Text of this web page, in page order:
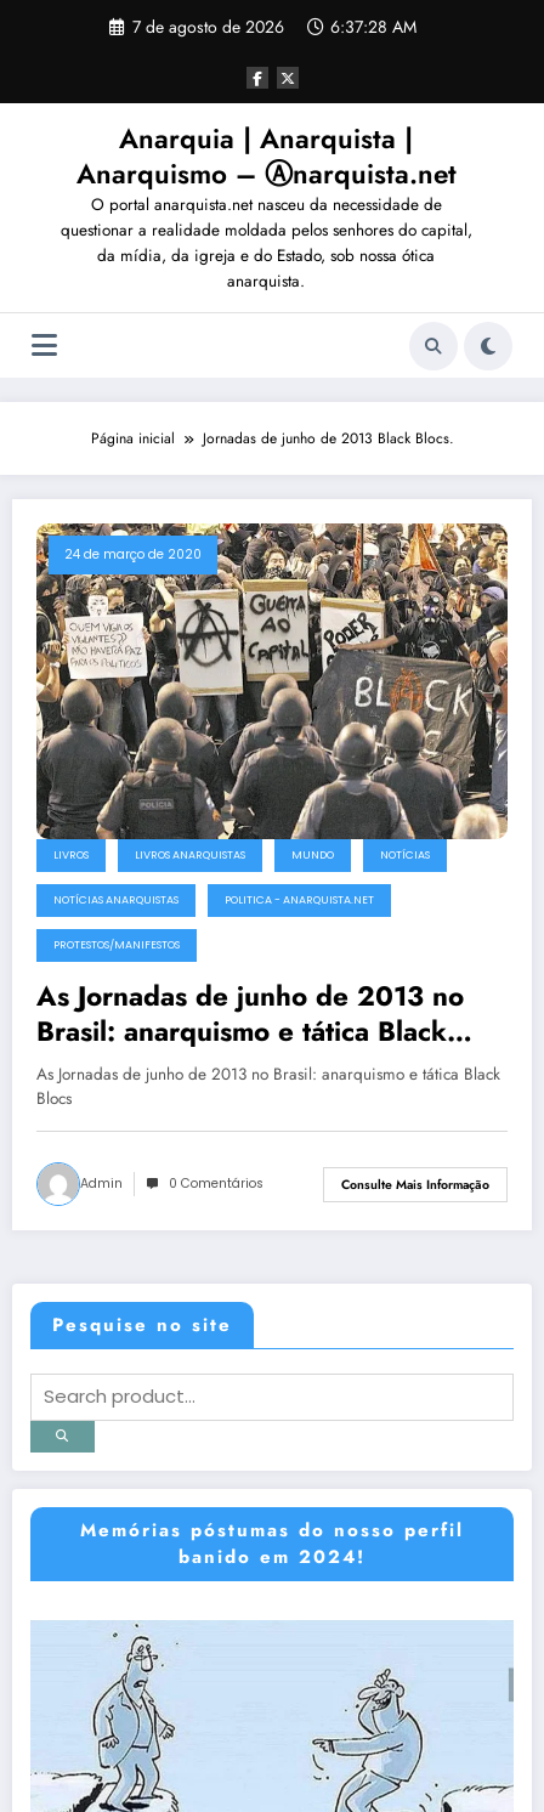
7 de agosto de 2026 6:37:31 AM
Anarquia | Anarquista |
Anarquismo – Ⓐnarquista.net
O portal anarquista.net nasceu da necessidade de
questionar a realidade moldada pelos senhores do capital,
da mídia, da igreja e do Estado, sob nossa ótica
anarquista.
Página inicial Jornadas de junho de 2013 Black Blocs.
24 de março de 2020
LIVROS LIVROS ANARQUISTAS MUNDO NOTÍCIAS
NOTÍCIAS ANARQUISTAS POLITICA - ANARQUISTA.NET
PROTESTOS/MANIFESTOS
As Jornadas de junho de 2013 no
Brasil: anarquismo e tática Black
Blocs
As Jornadas de junho de 2013 no Brasil: anarquismo e tática Black
Blocs
Admin 0 Comentários Consulte Mais Informação
Pesquise no site
Memórias póstumas do nosso perfil
banido em 2024!